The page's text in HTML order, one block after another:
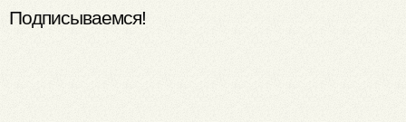
Подписываемся!